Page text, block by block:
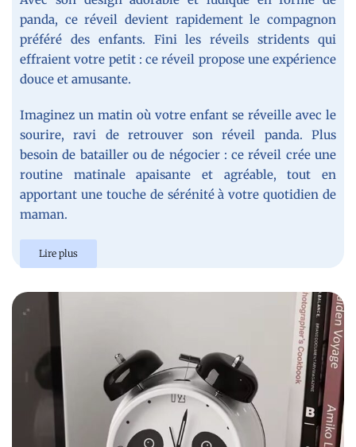
panda, ce réveil devient rapidement le compagnon
préféré des enfants. Fini les réveils stridents qui
effraient votre petit : ce réveil propose une expérience
douce et amusante.
Imaginez un matin où votre enfant se réveille avec le
sourire, ravi de retrouver son réveil panda. Plus
besoin de batailler ou de négocier : ce réveil crée une
routine matinale apaisante et agréable, tout en
apportant une touche de sérénité à votre quotidien de
maman.
Lire plus